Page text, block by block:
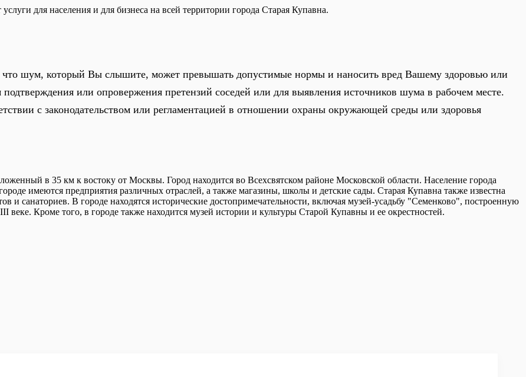
для населения и для бизнеса на всей территории города Старая Купавна.
что шум, который Вы слышите, может превышать допустимые нормы и наносить вред Вашему здоровью или
или опровержения претензий соседей или для выявления источников шума в рабочем месте.
с законодательством или регламентацией в отношении охраны окружающей среды или здоровья
в 35 км к востоку от Москвы. Город находится во Всехсвятском районе Московской области. Население города
имеются предприятия различных отраслей, а также магазины, школы и детские сады. Старая Купавна также известна
и санаториев. В городе находятся исторические достопримечательности, включая музей-усадьбу "Семенково", построенную
Кроме того, в городе также находится музей истории и культуры Старой Купавны и ее окрестностей.